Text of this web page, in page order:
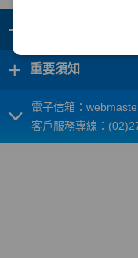
+
+ 重要須知
電子信箱：
客戶服務專線：